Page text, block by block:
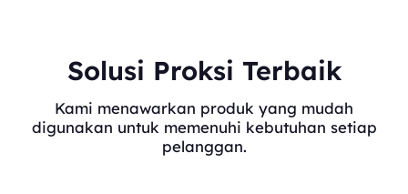
Solusi Proksi Terbaik
Kami menawarkan produk yang mudah
digunakan untuk memenuhi kebutuhan setiap
pelanggan.